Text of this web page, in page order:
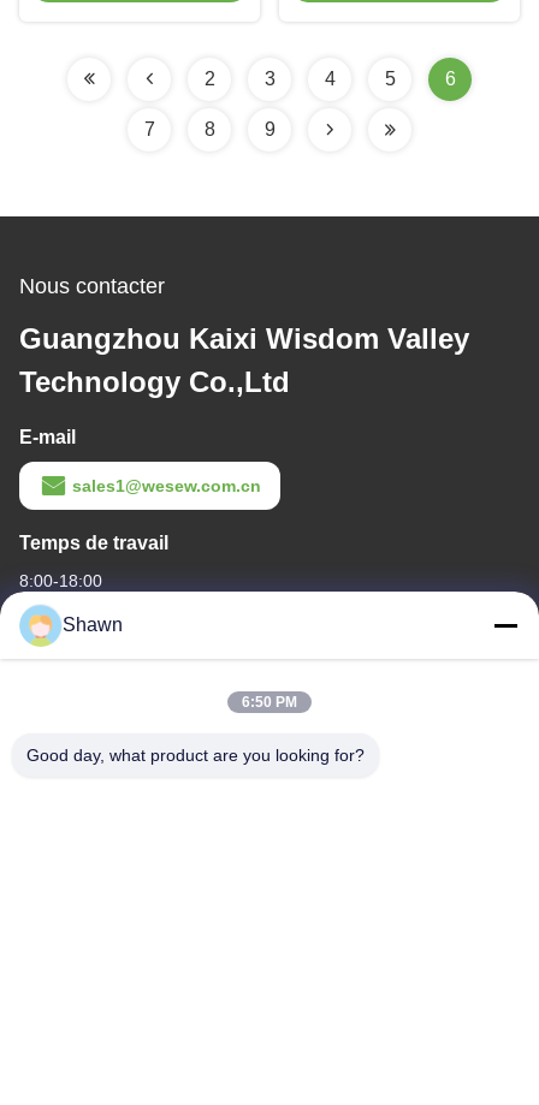
2 3 4 5 6
7 8 9
Nous contacter
Guangzhou Kaixi Wisdom Valley
Technology Co.,Ltd
E-mail
sales1@wesew.com.cn
Temps de travail
8:00-18:00
Notre adresse
Le bâtiment 1, non.35, rue Luopu Sud, rue Luopu, district de
Shawn
6:50 PM
Good day, what product are you looking for?